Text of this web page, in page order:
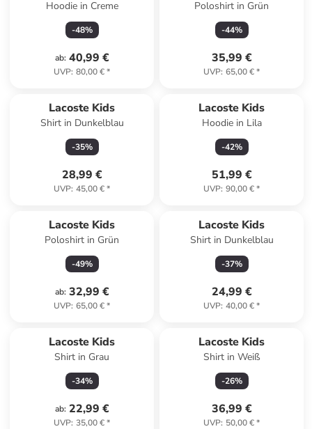
Hoodie in Creme
-48%
ab: 40,99 €
UVP: 80,00 €*
Poloshirt in Grün
-44%
35,99 €
UVP: 65,00 €*
Lacoste Kids
Shirt in Dunkelblau
-35%
28,99 €
UVP: 45,00 €*
Lacoste Kids
Hoodie in Lila
-42%
51,99 €
UVP: 90,00 €*
Lacoste Kids
Poloshirt in Grün
-49%
ab: 32,99 €
UVP: 65,00 €*
Lacoste Kids
Shirt in Dunkelblau
-37%
24,99 €
UVP: 40,00 €*
Lacoste Kids
Shirt in Grau
-34%
ab: 22,99 €
UVP: 35,00 €*
Lacoste Kids
Shirt in Weiß
-26%
36,99 €
UVP: 50,00 €*